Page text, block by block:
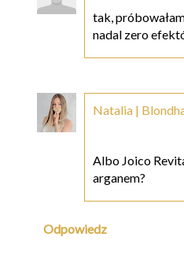
tak,
nadal zero
Natalia |
Albo Joico
arganem?
Odpowiedz